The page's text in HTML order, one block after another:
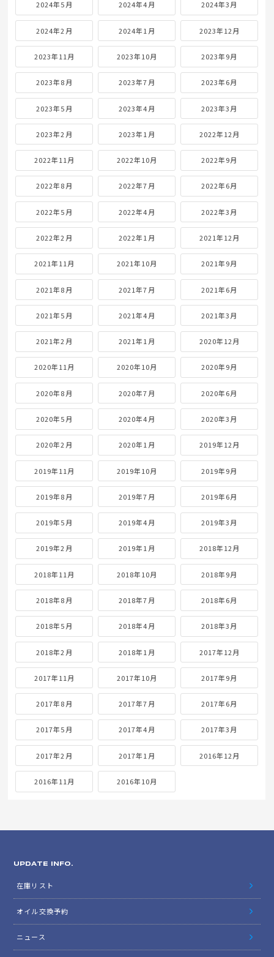
2024年5月 2024年4月 2024年3月
2024年2月 2024年1月 2023年12月
2023年11月 2023年10月 2023年9月
2023年8月 2023年7月 2023年6月
2023年5月 2023年4月 2023年3月
2023年2月 2023年1月 2022年12月
2022年11月 2022年10月 2022年9月
2022年8月 2022年7月 2022年6月
2022年5月 2022年4月 2022年3月
2022年2月 2022年1月 2021年12月
2021年11月 2021年10月 2021年9月
2021年8月 2021年7月 2021年6月
2021年5月 2021年4月 2021年3月
2021年2月 2021年1月 2020年12月
2020年11月 2020年10月 2020年9月
2020年8月 2020年7月 2020年6月
2020年5月 2020年4月 2020年3月
2020年2月 2020年1月 2019年12月
2019年11月 2019年10月 2019年9月
2019年8月 2019年7月 2019年6月
2019年5月 2019年4月 2019年3月
2019年2月 2019年1月 2018年12月
2018年11月 2018年10月 2018年9月
2018年8月 2018年7月 2018年6月
2018年5月 2018年4月 2018年3月
2018年2月 2018年1月 2017年12月
2017年11月 2017年10月 2017年9月
2017年8月 2017年7月 2017年6月
2017年5月 2017年4月 2017年3月
2017年2月 2017年1月 2016年12月
2016年11月 2016年10月
UPDATE INFO.
在庫リスト
オイル交換予約
ニュース